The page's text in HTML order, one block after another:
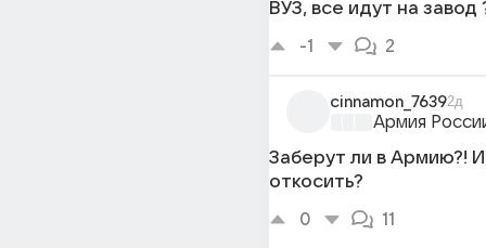
ВУЗ, все идут на завод
-1
2
cinnamon_76392д
Армия
Заберут ли в Армию?! И
откосить?
0
11